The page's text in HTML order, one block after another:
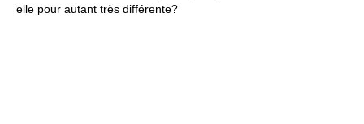
elle pour autant très différente?